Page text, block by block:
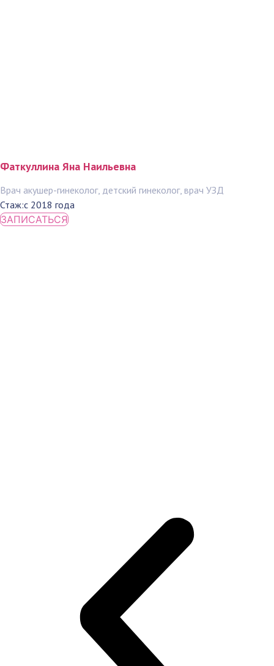
Фаткуллина Яна Наильевна
Врач акушер-гинеколог, детский гинеколог, врач УЗД
Стаж:с 2018 года
ЗАПИСАТЬСЯ